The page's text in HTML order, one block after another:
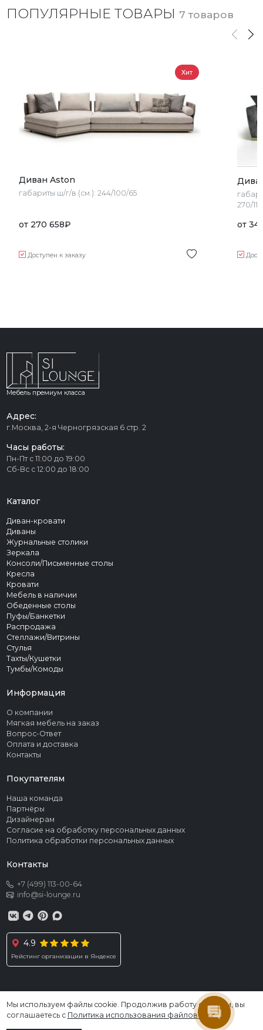
ПОПУЛЯРНЫЕ ТОВАРЫ 7 товаров
Хит
Диван Aston
габариты ш/г/в (см.): 244/100/65
от 270 658₽
Доступен к заказу
270/
от
Мы используем файлы cookie. Продолжив работу с сайтом, вы
соглашаетесь с Политика использования файлов cookies
Мебель премиум класса
Адрес:
г.Москва, 2-я Черногрязская 6 стр. 2
Часы работы:
Пн-Пт с 11:00 до 19:00
Сб-Вс с 12:00 до 18:00
Каталог
Диван-кровати
Диваны
Журнальные столики
Зеркала
Консоли/Письменные столы
Кресла
Кровати
Мебель в наличии
Обеденные столы
Пуфы/Банкетки
Распродажа
Стеллажи/Витрины
Стулья
Тахты/Кушетки
Тумбы/Комоды
Информация
О компании
Мягкая мебель на заказ
Вопрос-Ответ
Оплата и доставка
Контакты
Покупателям
Наша команда
Партнёры
Дизайнерам
Согласие на обработку персональных данных
Политика обработки персональных данных
Контакты
+7 (499) 113-00-64
info@si-lounge.ru
4.9
Рейстинг организации в Яндексе
© 2026 SI LOUNGE. Все права защищены
Информация, размещённая на сайте, не является публичной офертой